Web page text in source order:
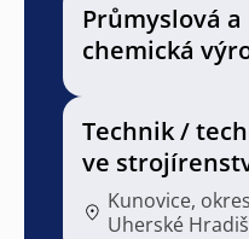
Průmyslová a
chemická
Technik /
ve
Kunovice, okres
Uherské